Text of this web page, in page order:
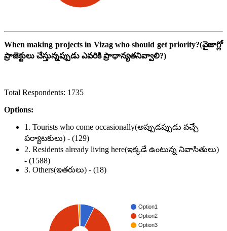
When making projects in Vizag who should get priority?(వైజాగ్లో
ప్రాజెక్టులు చేస్తున్నప్పుడు ఎవరికి ప్రాధాన్యతనివ్వాలి?)
Total Respondents: 1735
Options:
1. Tourists who come occasionally(అప్పుడప్పుడు వచ్చే
పర్యాటకులు) - (129)
2. Residents already living here(ఇక్కడే ఉంటున్న నివాసితులు)
- (1588)
3. Others(ఇతరులు) - (18)
Option1
Option2
Option3